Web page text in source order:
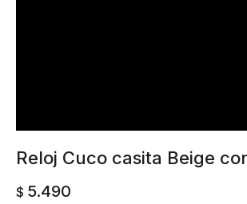
Reloj Cuco casita Beige
$ 5.490